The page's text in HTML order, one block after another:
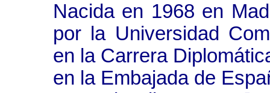
Nacida en 1968 en
por la Universidad
en la Carrera
en la Embajada de